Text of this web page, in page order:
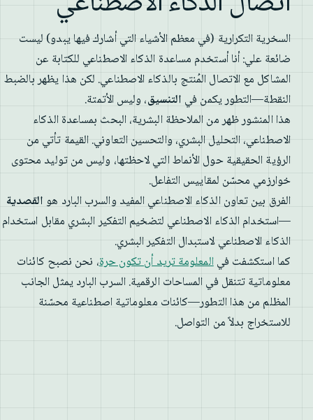
السخرية التكرارية (في معظم الأشياء التي أشارك فيها يبدو) ليست
ضائعة علي: أنا أستخدم مساعدة الذكاء الاصطناعي للكتابة عن
المشاكل مع الاتصال المُنتج بالذكاء الاصطناعي. لكن هذا يظهر بالضبط
النقطة—التطور يكمن فيالتنسيق، وليس الأتمتة.
هذا المنشور ظهر من الملاحظة البشرية، البحث بمساعدة الذكاء
الاصطناعي، التحليل البشري، والتحسين التعاوني. القيمة تأتي من
الرؤية الحقيقية حول الأنماط التي لاحظتها، وليس من توليد محتوى
خوارزمي محسّن لمقاييس التفاعل.
الفرق بين تعاون الذكاء الاصطناعي المفيد والسرب البارد هوالقصدية
—استخدام الذكاء الاصطناعي لتضخيم التفكير البشري مقابل استخدام
الذكاء الاصطناعي لاستبدال التفكير البشري.
كما استكشفت فيالمعلومة تريد أن تكون حرة، نحن نصبح كائنات
معلوماتية تتنقل في المساحات الرقمية. السرب البارد يمثل الجانب
المظلم من هذا التطور—كائنات معلوماتية اصطناعية محسّنة
للاستخراج بدلاً من التواصل.